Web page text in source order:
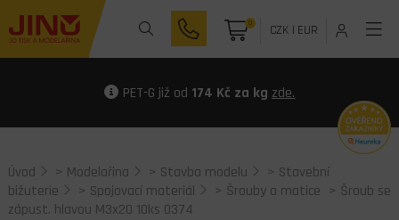
0 CZK| EUR
PET-G již od 174 Kč za kg zde.
Úvod > Modelařina > Stavba modelu > Stavební
bižuterie
> Spojovací materiál > Šrouby a matice > Šroub se
zápust. hlavou M3x20 10ks 0374